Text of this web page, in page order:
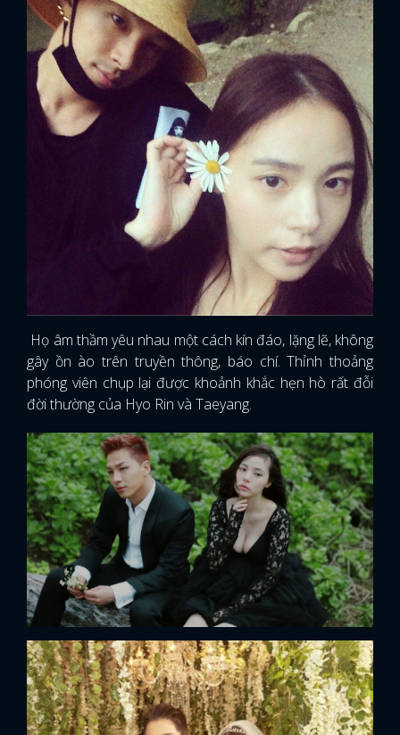
FACEBOOK GOOGLE
Họ âm thầm yêu nhau một cách kín đáo, lặng lẽ, không
gây ồn ào trên truyền thông, báo chí. Thỉnh thoảng
phóng viên chụp lại được khoảnh khắc hẹn hò rất đỗi
đời thường của Hyo Rin và Taeyang.